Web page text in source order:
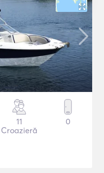
11
Croazieră
0